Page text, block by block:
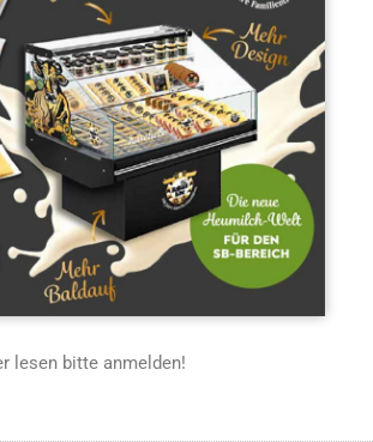
lesen bitte anmelden!